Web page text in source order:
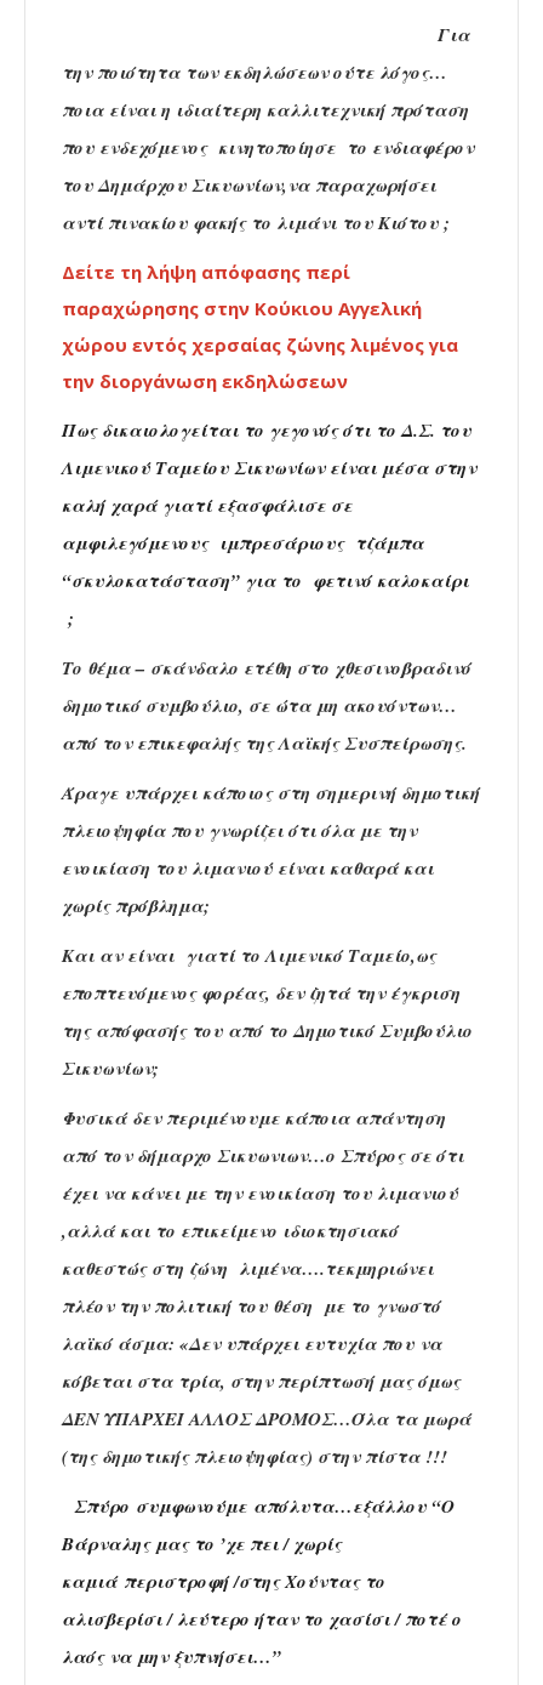
Για
την ποιότητα των εκδηλώσεων ούτε λόγος…
ποια είναι η ιδιαίτερη καλλιτεχνική πρόταση
που ενδεχόμενος κινητοποίησε το ενδιαφέρον
του Δημάρχου Σικυωνίων,να παραχωρήσει
αντί πινακίου φακής το λιμάνι του Κιότου ;
Δείτε τη λήψη απόφασης περί
παραχώρησης στην Κούκιου Αγγελική
χώρου εντός χερσαίας ζώνης λιμένος για
την διοργάνωση εκδηλώσεων
Πως δικαιολογείται το γεγονός ότι το Δ.Σ. του
Λιμενικού Ταμείου Σικυωνίων είναι μέσα στην
καλή χαρά γιατί εξασφάλισε σε
αμφιλεγόμενους ιμπρεσάριους τζάμπα
“σκυλοκατάσταση” για το φετινό καλοκαίρι
;
Το θέμα – σκάνδαλο ετέθη στο χθεσινοβραδινό
δημοτικό συμβούλιο, σε ώτα μη ακουόντων…
από τον επικεφαλής της Λαϊκής Συσπείρωσης.
Άραγε υπάρχει κάποιος στη σημερινή δημοτική
πλειοψηφία που γνωρίζει ότι όλα με την
ενοικίαση του λιμανιού είναι καθαρά και
χωρίς πρόβλημα;
Και αν είναι γιατί το Λιμενικό Ταμείο,ως
εποπτευόμενος φορέας, δεν ζητά την έγκριση
της απόφασής του από το Δημοτικό Συμβούλιο
Σικυωνίων;
Φυσικά δεν περιμένουμε κάποια απάντηση
από τον δήμαρχο Σικυωνιων…ο Σπύρος σε ότι
έχει να κάνει με την ενοικίαση του λιμανιού
,αλλά και το επικείμενο ιδιοκτησιακό
καθεστώς στη ζώνη λιμένα….τεκμηριώνει
πλέον την πολιτική του θέση με το γνωστό
λαϊκό άσμα: «Δεν υπάρχει ευτυχία που να
κόβεται στα τρία, στην περίπτωσή μας όμως
ΔΕΝ ΥΠΑΡΧΕΙ ΑΛΛΟΣ ΔΡΟΜΟΣ…Όλα τα μωρά
(της δημοτικής πλειοψηφίας) στην πίστα !!!
Σπύρο συμφωνούμε απόλυτα…εξάλλου “Ο
Βάρναλης μας το ’χε πει / χωρίς
καμιά περιστροφή /στης Χούντας το
αλισβερίσι / λεύτερο ήταν το χασίσι / ποτέ ο
λαός να μην ξυπνήσει…”